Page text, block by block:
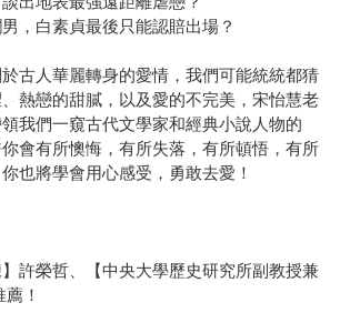
是穿越時空而來，各個都是美學大師、
符合每項潮人指標，真的不是件容易的
確會產生左右為難的遺珠之憾，期待有
潮人們，重新演繹，介紹給讀者們，讓
「隱形好朋友」。 3.《國學潮人誌2》
聽說在挑選古潮人時，老師有特別扣合
特質，又分別與哪些思辨議題相關呢？
可以結合課程設計，帶起學生的批判力
，白素貞最後只能認賠出場？
古人華麗轉身的愛情，我們可能統統都猜
熱戀的甜膩，以及愛的不完美，宋怡慧老
我們一窺古代文學家和經典小說人物的
你會有所懊悔，有所失落，有所頓悟，有所
也將學會用心感受，勇敢去愛！
】許榮哲、【中央大學歷史研究所副教授兼
！